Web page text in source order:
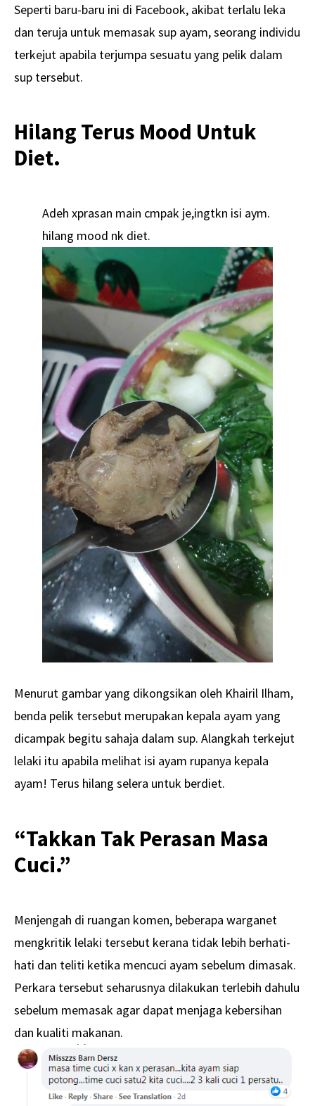
Seperti baru-baru ini di Facebook, akibat terlalu leka
dan teruja untuk memasak sup ayam, seorang individu
terkejut apabila terjumpa sesuatu yang pelik dalam
sup tersebut.
Hilang Terus Mood Untuk
Diet.
Adeh xprasan main cmpak je,ingtkn isi aym.
hilang mood nk diet.
Menurut gambar yang dikongsikan oleh Khairil Ilham,
benda pelik tersebut merupakan kepala ayam yang
dicampak begitu sahaja dalam sup. Alangkah terkejut
lelaki itu apabila melihat isi ayam rupanya kepala
ayam! Terus hilang selera untuk berdiet.
“Takkan Tak Perasan Masa
Cuci.”
Menjengah di ruangan komen, beberapa warganet
mengkritik lelaki tersebut kerana tidak lebih berhati-
hati dan teliti ketika mencuci ayam sebelum dimasak.
Perkara tersebut seharusnya dilakukan terlebih dahulu
sebelum memasak agar dapat menjaga kebersihan
dan kualiti makanan.